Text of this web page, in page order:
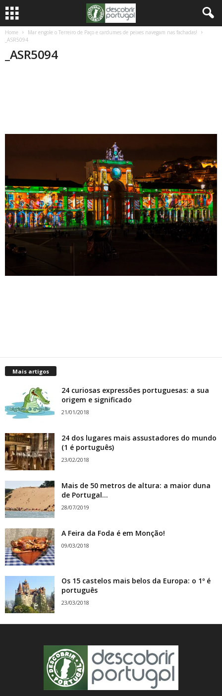
Home
Mar engole o Terreiro de Paço e cardumes de peixes navegam nas fachadas!
_ASR5094
_ASR5094
Mais artigos
24 curiosas expressões portuguesas: a sua
origem e significado
21/01/2018
24 dos lugares mais assustadores do mundo
(1 é português)
23/02/2018
Mais de 50 metros de altura: a maior duna
de Portugal...
28/07/2019
A Feira da Foda é em Monção!
09/03/2018
Os 15 castelos mais belos da Europa: o 1º é
português
23/03/2018